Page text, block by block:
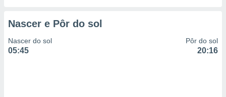
Nascer e Pôr do sol
Nascer do sol
05:45
Pôr do sol
20:16